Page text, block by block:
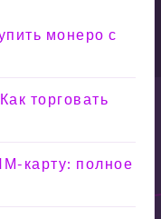
монеро с
торговать
карту: полное